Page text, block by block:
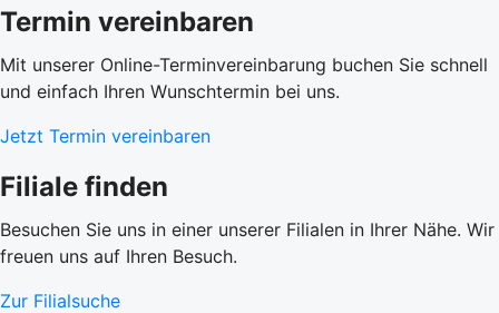
Termin vereinbaren
Mit unserer Online-Terminvereinbarung buchen Sie schnell
und einfach Ihren Wunschtermin bei uns.
Jetzt Termin vereinbaren
Filiale finden
Besuchen Sie uns in einer unserer Filialen in Ihrer Nähe. Wir
freuen uns auf Ihren Besuch.
Zur Filialsuche